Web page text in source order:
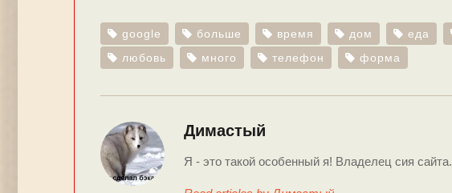
google больше время дом еда
любовь
много телефон форма
Димастый
Я - это такой особенный я! Владелец сия сайта.